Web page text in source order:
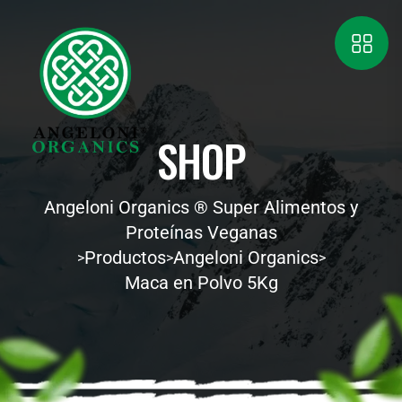
SHOP
Angeloni Organics ® Super Alimentos y
Proteínas Veganas
>Productos>Angeloni Organics>
Maca en Polvo 5Kg